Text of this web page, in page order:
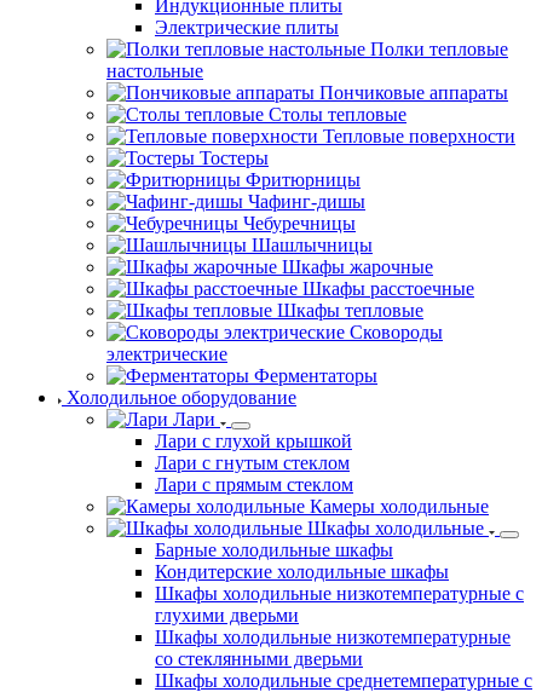
Индукционные плиты
Электрические плиты
Полки тепловые
настольные
Пончиковые аппараты
Столы тепловые
Тепловые поверхности
Тостеры
Фритюрницы
Чафинг-дишы
Чебуречницы
Шашлычницы
Шкафы жарочные
Шкафы расстоечные
Шкафы тепловые
Сковороды
электрические
Ферментаторы
Холодильное оборудование
Лари
Лари с глухой крышкой
Лари с гнутым стеклом
Лари с прямым стеклом
Камеры холодильные
Шкафы холодильные
Барные холодильные шкафы
Кондитерские холодильные шкафы
Шкафы холодильные низкотемпературные с
глухими дверьми
Шкафы холодильные низкотемпературные
со стеклянными дверьми
Шкафы холодильные среднетемпературные с